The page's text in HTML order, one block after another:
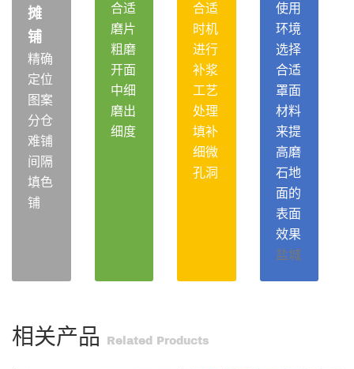
摊
铺
精确
定位
图案
分仓
难铺
间隔
填色
铺
合适
磨片
粗磨
开面
中细
磨出
细度
合适
时机
进行
补浆
工艺
处理
填补
细微
孔洞
使用
环境
选择
合适
罩面
材料
来提
高磨
石地
面的
表面
效果
盐城
相关产品 Related Products